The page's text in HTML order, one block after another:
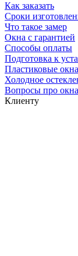
Как заказать
Сроки
Что такое замер
Окна с гарантией
Способы оплаты
Подготовка к
Пластиковые
Холодное
Вопросы про окна
Клиенту